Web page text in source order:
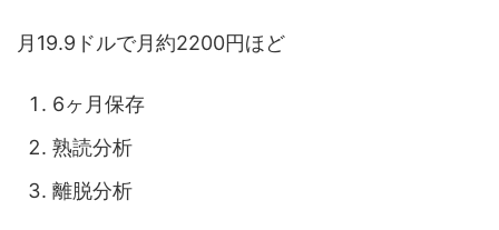
月19.9ドルで月約2200円ほど
6ヶ月保存
熟読分析
離脱分析